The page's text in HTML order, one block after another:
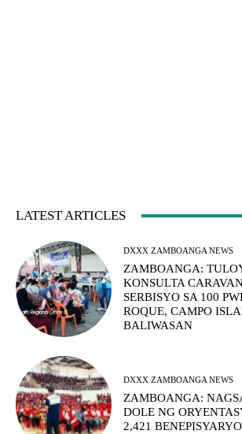
LATEST ARTICLES
DXXX ZAMBOANGA NEWS
ZAMBOANGA:
KONSULTA
SERBISYO SA 100
ROQUE, CAMPO
BALIWASAN
DXXX ZAMBOANGA NEWS
ZAMBOANGA:
DOLE NG
2,421